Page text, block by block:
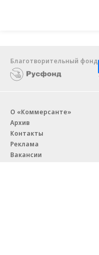
Благотворительный фонд
О «Коммерсанте»
Архив
Контакты
Реклама
Вакансии